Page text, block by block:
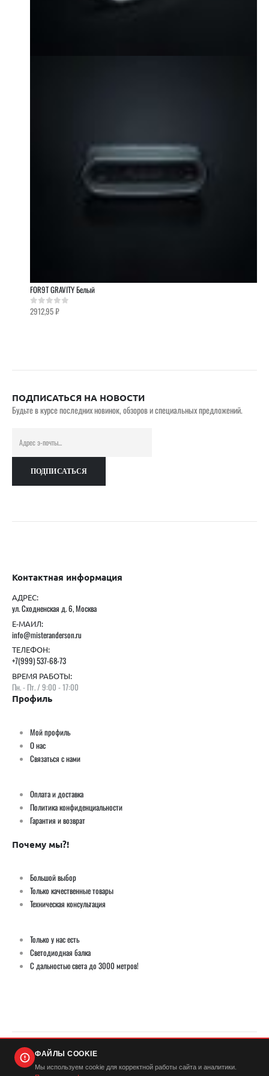
FOR9T GRAVITY Белый
0out of 5
2912,95₽
ПОДПИСАТЬСЯ НА НОВОСТИ
Будьте в курсе последних новинок, обзоров и специальных предложений.
Контактная информация
АДРЕС:
ул. Сходненская д. 6, Москва
Е-МАИЛ:
info@misteranderson.ru
ТЕЛЕФОН:
+7(999) 537-68-73
ВРЕМЯ РАБОТЫ:
Пн. - Пт. / 9:00 - 17:00
Профиль
Мой профиль
О нас
Связаться с нами
Оплата и доставка
Политика конфиденциальности
Гарантия и возврат
Почему мы?!
Большой выбор
Только качественные товары
Техническая консультация
Только у нас есть
Светодиодная балка
С дальностью света до 3000 метров!
© Демич ИП (ИНН 501724446420) / Мистер Андерсон 2026. Все права защищены
ФАЙЛЫ COOKIE
Мы используем cookie для корректной работы сайта и аналитики.